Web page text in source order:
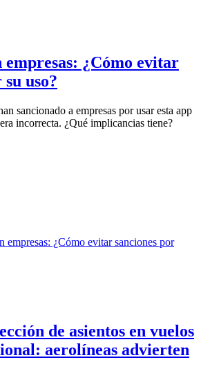
empresas: ¿Cómo evitar
uso?
sancionado a empresas por usar esta app
incorrecta. ¿Qué implicancias tiene?
de asientos en vuelos
aerolíneas advierten